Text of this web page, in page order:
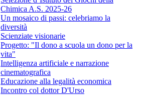
Chimica A.S. 2025-26
Un mosaico di passi: celebriamo la
diversità
Scienziate visionarie
Progetto: "Il dono a scuola un dono per la
vita"
Intelligenza artificiale e narrazione
cinematografica
Educazione alla legalità economica
Incontro col dottor D'Urso